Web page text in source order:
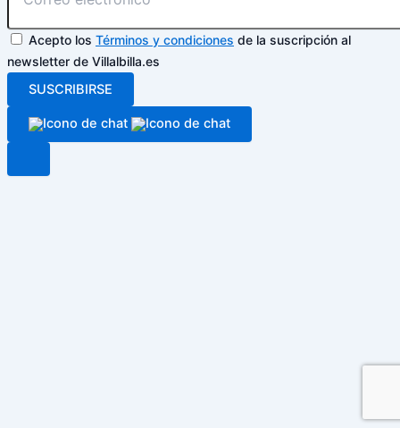
Acepto los Términos y condiciones de la suscripción al
newsletter de Villalbilla.es
SUSCRIBIRSE